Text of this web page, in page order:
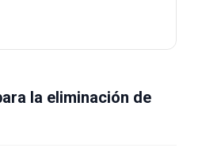
la eliminación de